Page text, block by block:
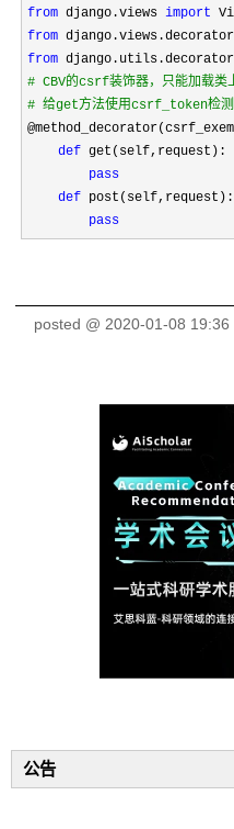
from django.views import
from
from
# CBV的csrf装饰器，只能加载
# 给get方法使用csrf_token检测
def get(self,request):
pass
def post(self,request):
pass
posted @ 2020-01-08 19:36
公告